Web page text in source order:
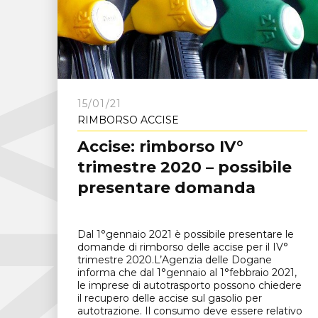
15/01/21
RIMBORSO ACCISE
Accise: rimborso IV°
trimestre 2020 – possibile
presentare domanda
Dal 1°gennaio 2021 è possibile presentare le
domande di rimborso delle accise per il IV°
trimestre 2020.L’Agenzia delle Dogane
informa che dal 1°gennaio al 1°febbraio 2021,
le imprese di autotrasporto possono chiedere
il recupero delle accise sul gasolio per
autotrazione. Il consumo deve essere relativo